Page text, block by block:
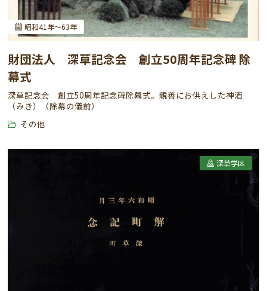
昭和41年～63年
財団法人 深草記念会 創立50周年記念碑 除
幕式
深草記念会 創立50周年記念碑除幕式。親善にお供えした神酒
（みき）（除幕の儀前）
その他
深草学区